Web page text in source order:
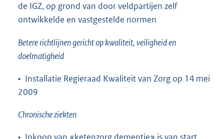
de IGZ, op grond van door veldpartijen zelf
ontwikkelde en vastgestelde normen
Betere richtlijnen gericht op kwaliteit, veiligheid en
doelmatigheid
• Installatie Regieraad Kwaliteit van Zorg op 14 mei
2009
Chronische ziekten